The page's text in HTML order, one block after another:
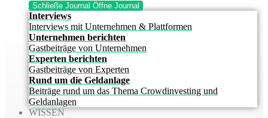
Schließe Journal Öffne Journal
Interviews
Interviews mit Unternehmen & Plattformen
Unternehmen berichten
Gastbeiträge von Unternehmen
Experten berichten
Gastbeiträge von Experten
Rund um die Geldanlage
Beiträge rund um das Thema Crowdinvesting und
Geldanlagen
WISSEN